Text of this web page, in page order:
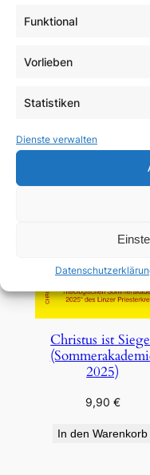
Funktional
Vorlieben
Statistiken
Dienste verwalten
In den Warenkorb
Christus ist
2025)
9,90 €
In den Warenkorb